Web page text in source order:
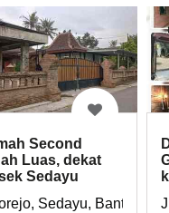
Second
Luas, dekat
Sedayu
Sedayu, Bantul,